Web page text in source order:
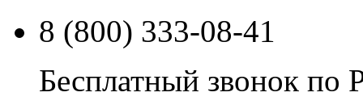
8 (800) 333-08-41
Бесплатный звонок по